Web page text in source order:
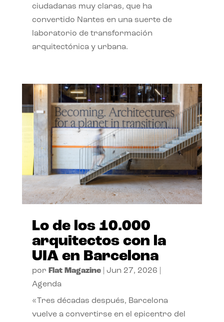
ciudadanas muy claras, que ha
convertido Nantes en una suerte de
laboratorio de transformación
arquitectónica y urbana.
Lo de los 10.000
arquitectos con la
UIA en Barcelona
por Flat Magazine| Jun 27, 2026
Agenda
«Tres décadas después, Barcelona
vuelve a convertirse en el epicentro del